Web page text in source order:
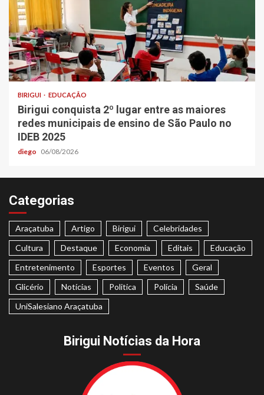
BIRIGUI EDUCAÇÃO
Birigui conquista 2º lugar entre as maiores
redes municipais de ensino de São Paulo no
IDEB 2025
diego 06/08/2026
Categorias
Araçatuba Artigo Birigui
Celebridades
Cultura
Destaque Economia Editais
Educação
Entretenimento
Esportes Eventos
Geral
Glicério
Notícias Politica Polícia
Saúde
UniSalesiano Araçatuba
Birigui Notícias da Hora